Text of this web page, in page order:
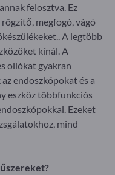
felosztva. Ez
megfogó, vágó
A legtöbb
kínál. A
ollókat gyakran
endoszkópokat és a
eszköz többfunkciós
Ezeket
mind